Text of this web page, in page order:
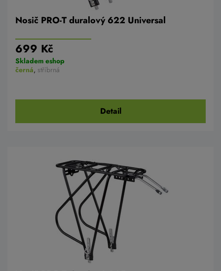
Nosič PRO-T duralový 622 Universal
699 Kč
Skladem eshop
černá, stříbrná
Detail